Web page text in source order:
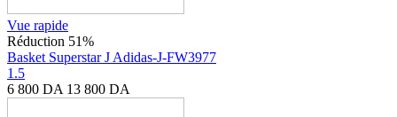
Vue rapide
Réduction 51%
Basket Superstar J Adidas-J-FW3977
1.5
6 800 DA 13 800 DA